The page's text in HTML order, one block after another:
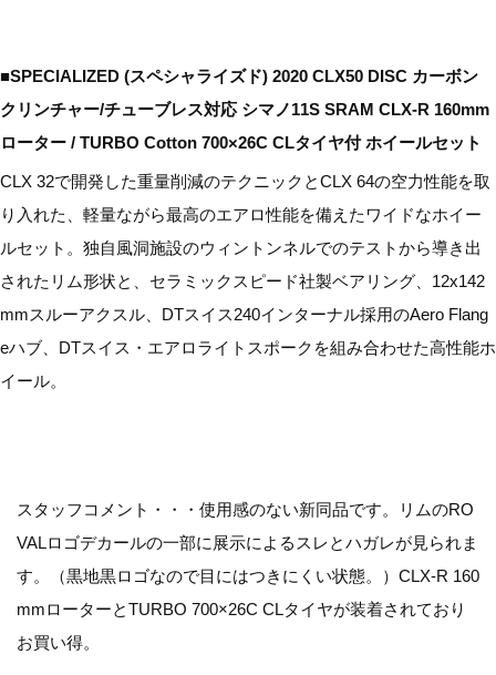
■SPECIALIZED (スペシャライズド) 2020 CLX50 DISC カーボン
クリンチャー/チューブレス対応 シマノ11S SRAM CLX-R 160mm
ローター / TURBO Cotton 700×26C CLタイヤ付 ホイールセット
CLX 32で開発した重量削減のテクニックとCLX 64の空力性能を取
り入れた、軽量ながら最高のエアロ性能を備えたワイドなホイー
ルセット。独自風洞施設のウィントンネルでのテストから導き出
されたリム形状と、セラミックスピード社製ベアリング、12x142
mmスルーアクスル、DTスイス240インターナル採用のAero Flang
eハブ、DTスイス・エアロライトスポークを組み合わせた高性能ホ
イール。
スタッフコメント・・・使用感のない新同品です。リムのRO
VALロゴデカールの一部に展示によるスレとハガレが見られま
す。（黒地黒ロゴなので目にはつきにくい状態。）CLX-R 160
mmローターとTURBO 700×26C CLタイヤが装着されており
お買い得。